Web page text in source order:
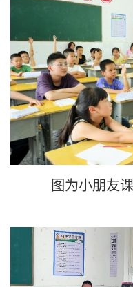
图为小朋友